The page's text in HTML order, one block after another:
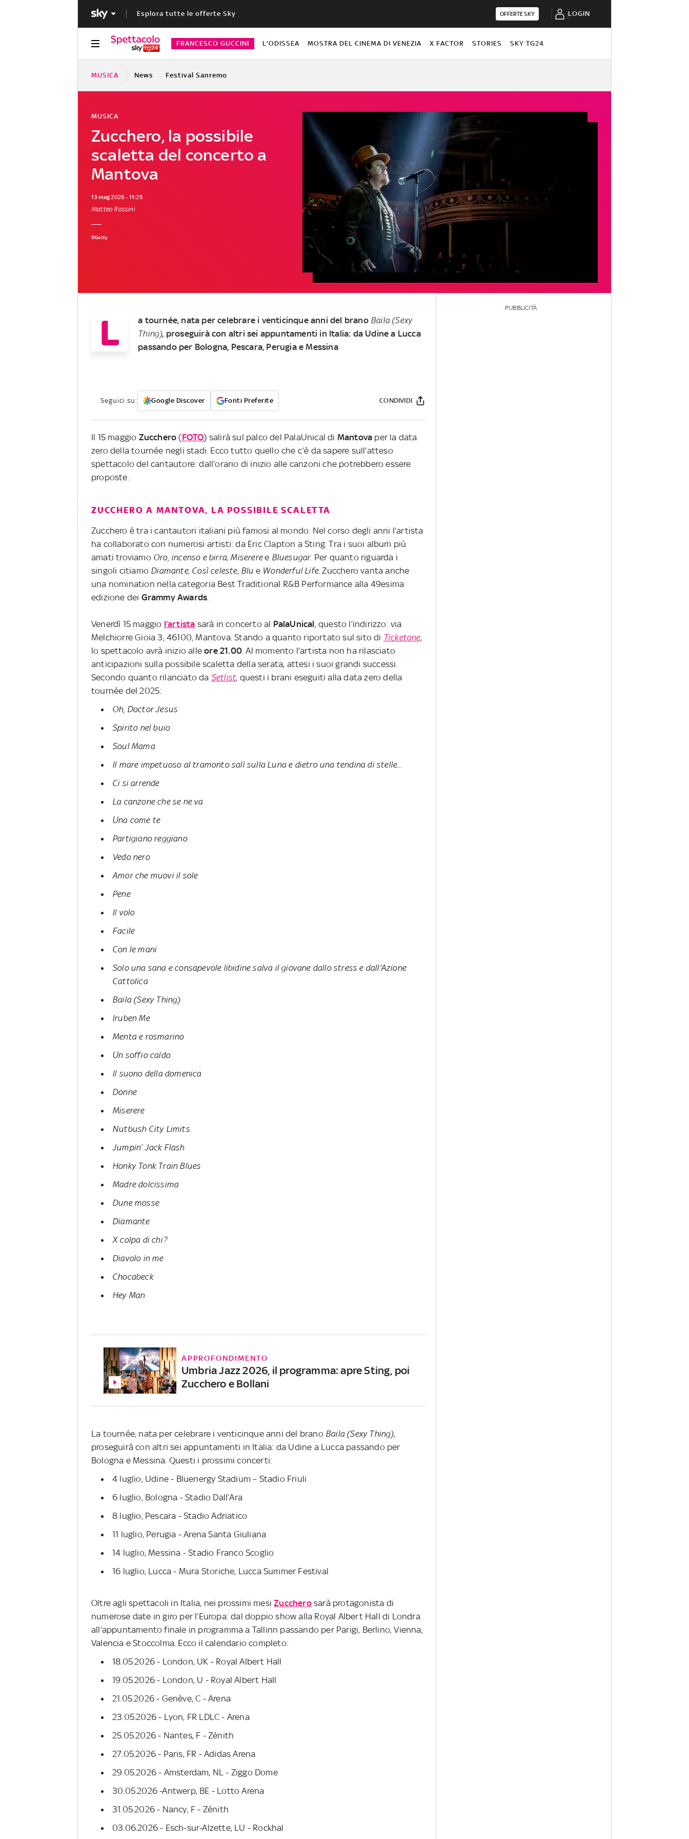
Esplora tutte le offerte Sky OFFERTE SKY LOGIN
FRANCESCO GUCCINI L'ODISSEA MOSTRA DEL CINEMA DI VENEZIA X FACTOR STORIES SKY TG24
MUSICA News Festival Sanremo
Zucchero, la possibile
scaletta del concerto a
Mantova
MUSICA
13 mag 2026 - 11:25
Matteo Rossini
©Getty
L a tournée, nata per celebrare i venticinque anni del brano Baila (Sexy
Thing), proseguirà con altri sei appuntamenti in Italia: da Udine a Lucca
passando per Bologna, Pescara, Perugia e Messina
Seguici su: Google Discover Fonti Preferite CONDIVIDI
Il 15 maggio Zucchero (FOTO) salirà sul palco del PalaUnical di Mantova per la data
zero della tournée negli stadi. Ecco tutto quello che c’è da sapere sull’atteso
spettacolo del cantautore: dall’orario di inizio alle canzoni che potrebbero essere
proposte.
ZUCCHERO A MANTOVA, LA POSSIBILE SCALETTA
Zucchero è tra i cantautori italiani più famosi al mondo. Nel corso degli anni l’artista
ha collaborato con numerosi artisti: da Eric Clapton a Sting. Tra i suoi album più
amati troviamo Oro, incenso e birra, Misereree Bluesugar. Per quanto riguarda i
singoli citiamo Diamante, Così celeste, Blu e Wonderful Life. Zucchero vanta anche
una nomination nella categoria Best Traditional R&B Performance alla 49esima
edizione dei Grammy Awards
Venerdì 15 maggio l’artista sarà in concerto al PalaUnical, questo l’indirizzo: via
Melchiorre Gioia 3, 46100, Mantova. Stando a quanto riportato sul sito di Ticketone,
lo spettacolo avrà inizio alleore 21.00 . Al momento l’artista non ha rilasciato
anticipazioni sulla possibile scaletta della serata, attesi i suoi grandi successi.
Secondo quanto rilanciato da Setlist, questi i brani eseguiti alla data zero della
tournée del 2025:
Oh, Doctor Jesus
Spirito nel buio
Soul Mama
Il mare impetuoso al tramonto salì sulla Luna e dietro una tendina di stelle...
Ci si arrende
La canzone che se ne va
Una come te
Partigiano reggiano
Vedo nero
Amor che muovi il sole
Pene
Il volo
Facile
Con le mani
Solo una sana e consapevole libidine salva il giovane dallo stress e dall'Azione
Cattolica
Baila (Sexy Thing)
Iruben Me
Menta e rosmarino
Un soffio caldo
Il suono della domenica
Donne
Miserere
Nutbush City Limits
Jumpin’ Jack Flash
Honky Tonk Train Blues
Madre dolcissima
Dune mosse
Diamante
X colpa di chi?
Diavolo in me
Chocabeck
Hey Man
APPROFONDIMENTO
Umbria Jazz 2026, il programma: apre Sting, poi
Zucchero e Bollani
La tournée, nata per celebrare i venticinque anni del brano Baila (Sexy Thing),
proseguirà con altri sei appuntamenti in Italia: da Udine a Lucca passando per
Bologna e Messina. Questi i prossimi concerti:
4 luglio, Udine - Bluenergy Stadium – Stadio Friuli
6 luglio, Bologna - Stadio Dall’Ara
8 luglio, Pescara - Stadio Adriatico
11 luglio, Perugia - Arena Santa Giuliana
14 luglio, Messina - Stadio Franco Scoglio
16 luglio, Lucca - Mura Storiche, Lucca Summer Festival
Oltre agli spettacoli in Italia, nei prossimi mesiZuccherosarà protagonista di
numerose date in giro per l’Europa: dal doppio show alla Royal Albert Hall di Londra
all’appuntamento finale in programma a Tallinn passando per Parigi, Berlino, Vienna,
Valencia e Stoccolma. Ecco il calendario completo:
18.05.2026 - London, UK - Royal Albert Hall
19.05.2026 - London, U - Royal Albert Hall
21.05.2026 - Genève, C - Arena
23.05.2026 - Lyon, FR LDLC - Arena
25.05.2026 - Nantes, F - Zénith
27.05.2026 - Paris, FR - Adidas Arena
29.05.2026 - Amsterdam, NL - Ziggo Dome
30.05.2026 -Antwerp, BE - Lotto Arena
31.05.2026 - Nancy, F - Zénith
03.06.2026 - Esch-sur-Alzette, LU - Rockhal
PUBBLICITÀ